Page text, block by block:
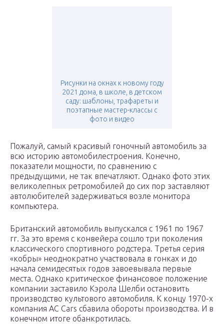
Рисунки на окнах к новому году
2021 дома, в школе, в детском
саду: шаблоны, трафареты и
поэтапные мастер-классы с
фото и видео
Пожалуй, самый красивый гоночный автомобиль за
всю историю автомобилестроения. Конечно,
показатели мощности, по сравнению с
предыдущими, не так впечатляют. Однако фото этих
великолепных ретромобилей до сих пор заставляют
автолюбителей задерживаться возле монитора
компьютера.
Британский автомобиль выпускался с 1961 по 1967
гг. За это время с конвейера сошло три поколения
классического спортивного родстера. Третья серия
«кобры» неоднократно участвовала в гонках и до
начала семидесятых годов завоевывала первые
места. Однако критическое финансовое положение
компании заставило Кэрола Шелби остановить
производство культового автомобиля. К концу 1970-х
компания AC Cars сбавила обороты производства. И в
конечном итоге обанкротилась.